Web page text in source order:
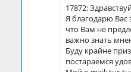
17872:
Я благодарю Вас
что Вам не
важно знать
Буду крайне
постараемся